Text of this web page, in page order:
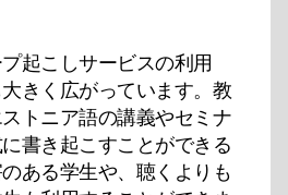
起こしサービスの利用
きく広がっています。教
トニア語の講義やセミナ
書き起こすことができる
ある学生や、聴くよりも